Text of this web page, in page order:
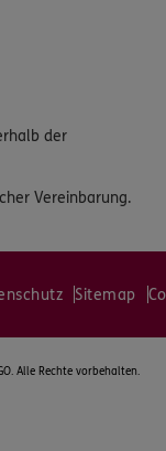
der
Vereinbarung.
Sitemap
Alle Rechte vorbehalten.